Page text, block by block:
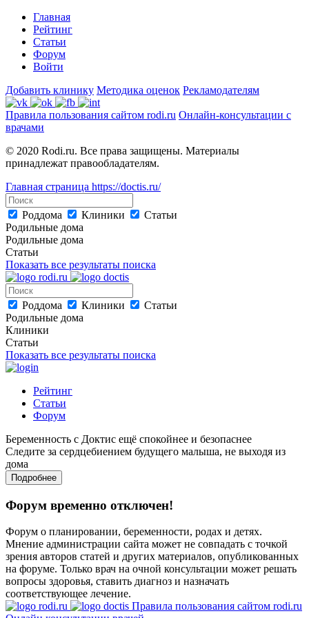
Главная
Рейтинг
Статьи
Форум
Войти
Добавить клинику Методика оценок Рекламодателям
Правила пользования сайтом rodi.ru Онлайн-консультации с
врачами
© 2020 Rodi.ru. Все права защищены. Материалы
принадлежат правообладателям.
Главная страница https://doctis.ru/
Роддома Клиники
Статьи
Родильные дома
Родильные дома
Статьи
Показать все результаты поиска
Роддома Клиники
Статьи
Родильные дома
Клиники
Статьи
Показать все результаты поиска
Рейтинг
Статьи
Форум
Беременность с Доктис ещё спокойнее и безопаснее
Следите за сердцебиением будущего малыша, не выходя из
дома
Подробнее
Форум временно отключен!
Форум о планировании, беременности, родах и детях.
Мнение администрации сайта может не совпадать с точкой
зрения авторов статей и других материалов, опубликованных
на форуме. Только врач на очной консультации может решать
вопросы здоровья, ставить диагноз и назначать
соответствующее лечение.
Правила пользования сайтом rodi.ru